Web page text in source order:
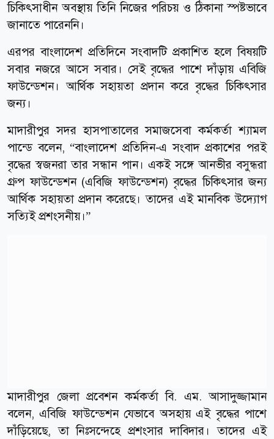
চিকিৎসাধীন অবস্থায় তিনি নিজের পরিচয় ও ঠিকানা স্পষ্টভাবে
জানাতে পারেননি।
এরপর বাংলাদেশ প্রতিদিনে সংবাদটি প্রকাশিত হলে বিষয়টি
সবার নজরে আসে সবার। সেই বৃদ্ধের পাশে দাঁড়ায় এবিজি
ফাউন্ডেশন। আর্থিক সহায়তা প্রদান করে বৃদ্ধের চিকিৎসার
জন্য।
মাদারীপুর সদর হাসপাতালের সমাজসেবা কর্মকর্তা শ্যামল
পান্ডে বলেন, “বাংলাদেশ প্রতিদিন-এ সংবাদ প্রকাশের পরই
বৃদ্ধের স্বজনরা তার সন্ধান পান। একই সঙ্গে আনভীর বসুন্ধরা
গ্রুপ ফাউন্ডেশন (এবিজি ফাউন্ডেশন) বৃদ্ধের চিকিৎসার জন্য
আর্থিক সহায়তা প্রদান করেছে। তাদের এই মানবিক উদ্যোগ
সত্যিই প্রশংসনীয়।”
মাদারীপুর জেলা প্রবেশন কর্মকর্তা বি. এম. আসাদুজ্জামান
বলেন, এবিজি ফাউন্ডেশন যেভাবে অসহায় এই বৃদ্ধের পাশে
দাঁড়িয়েছে, তা নিঃসন্দেহে প্রশংসার দাবিদার। তাদের এই